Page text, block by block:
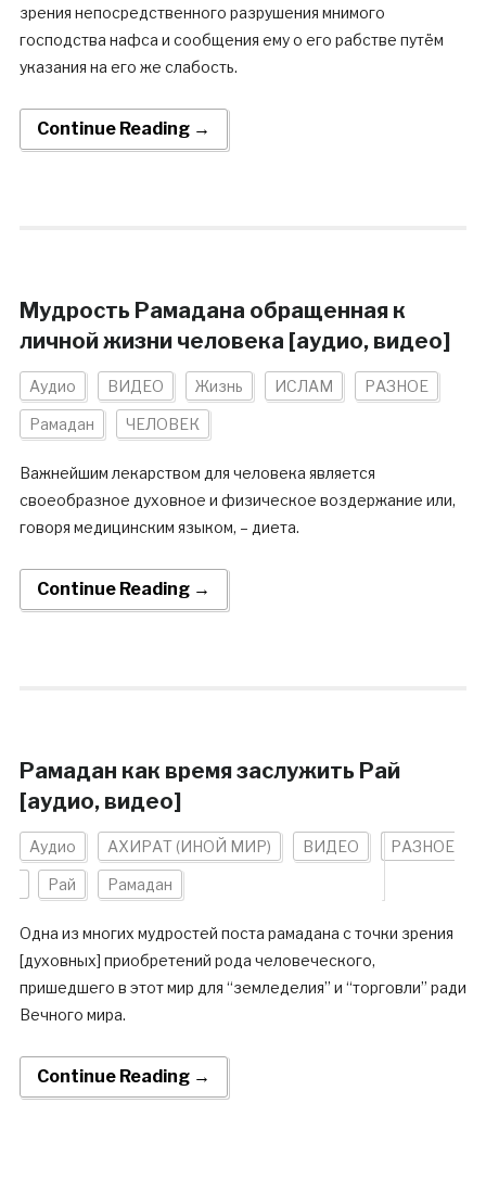
зрения непосредственного разрушения мнимого
господства нафса и сообщения ему о его рабстве путём
указания на его же слабость.
Continue Reading →
Мудрость Рамадана обращенная к
личной жизни человека [аудио, видео]
Аудио ВИДЕО Жизнь ИСЛАМ РАЗНОЕ
Рамадан ЧЕЛОВЕК
Важнейшим лекарством для человека является
своеобразное духовное и физическое воздержание или,
говоря медицинским языком, – диета.
Continue Reading →
Рамадан как время заслужить Рай
[аудио, видео]
Аудио АХИРАТ (ИНОЙ МИР) ВИДЕО РАЗНОЕ
Рай Рамадан
Одна из многих мудростей поста рамадана с точки зрения
[духовных] приобретений рода человеческого,
пришедшего в этот мир для “земледелия” и “торговли” ради
Вечного мира.
Continue Reading →